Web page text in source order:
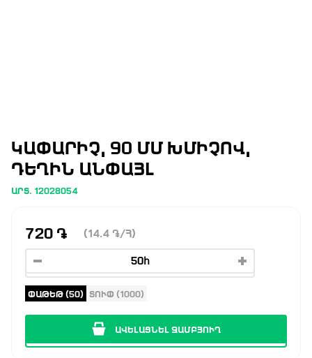
ԿԱՓԱՐԻՉ, 90 ՄՄ ԽՄԻՉՈՎ,
ԴԵՂԻՆ ԱՆՓԱՅԼ
ԱՐՏ. 12028054
720 ֏ (14.4 ֏ /Հ)
ՓԱԹԵԹ (50) ՏՈՒՓ (1000)
ԱՎԵԼԱՑՆԵԼ ԶԱՄԲՅՈՒՂ